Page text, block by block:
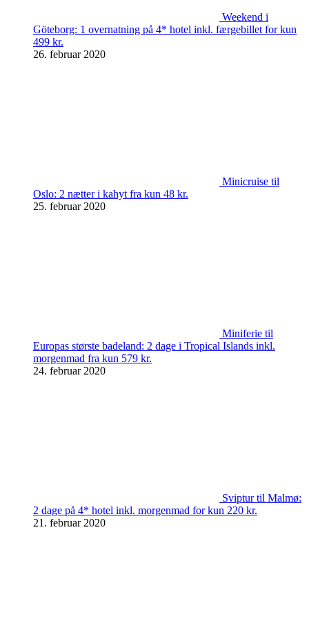
Weekend i
Göteborg: 1 overnatning på 4* hotel inkl. færgebillet for kun
499 kr.
26. februar 2020
Minicruise til
Oslo: 2 nætter i kahyt fra kun 48 kr.
25. februar 2020
Miniferie til
Europas største badeland: 2 dage i Tropical Islands inkl.
morgenmad fra kun 579 kr.
24. februar 2020
Sviptur til Malmø:
2 dage på 4* hotel inkl. morgenmad for kun 220 kr.
21. februar 2020